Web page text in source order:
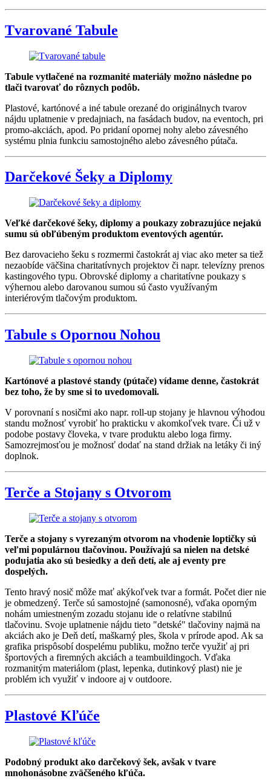
Tvarované Tabule
Tabule vytlačené na rozmanité materiály možno následne po
tlači tvarovať do rôznych podôb.
Plastové, kartónové a iné tabule orezané do originálnych tvarov
nájdu uplatnenie v predajniach, na fasádach budov, na eventoch, pri
promo-akciách, apod. Po pridaní opornej nohy alebo závesného
systému plnia funkciu samostojného alebo závesného pútača.
Darčekové Šeky a Diplomy
Veľké darčekové šeky, diplomy a poukazy zobrazujúce nejakú
sumu sú obľúbeným produktom eventových agentúr.
Bez darovacieho šeku s rozmermi častokrát aj viac ako meter sa tiež
nezaobíde väčšina charitatívnych projektov či napr. televízny prenos
kastingového typu. Obrovské diplomy a charitatívne poukazy s
výhernou alebo darovanou sumou sú často využívaným
interiérovým tlačovým produktom.
Tabule s Opornou Nohou
Kartónové a plastové standy (pútače) vídame denne, častokrát
bez toho, že by sme si to uvedomovali.
V porovnaní s nosičmi ako napr. roll-up stojany je hlavnou výhodou
standu možnosť vyrobiť ho prakticku v akomkoľvek tvare. Či už v
podobe postavy človeka, v tvare produktu alebo loga firmy.
Samozrejmosťou je možnosť dodať na stand držiak na letáky či iný
doplnok.
Terče a Stojany s Otvorom
Terče a stojany s vyrezaným otvorom na vhodenie loptičky sú
veľmi populárnou tlačovinou. Používajú sa nielen na detské
podujatia ako sú besiedky a deň detí, ale aj eventy pre
dospelých.
Tento hravý nosič môže mať akýkoľvek tvar a formát. Počet dier nie
je obmedzený. Terče sú samostojné (samonosné), vďaka oporným
nohám umiestneným zozadu stojanu ide o relatívne stabilnú
tlačovinu. Svoje uplatnenie nájdu tieto "detské" tlačoviny najmä na
akciách ako je Deň detí, maškarný ples, škola v prírode apod. Ak sa
grafika prispôsobí dospelému publiku, možno terče využiť aj pri
športových a firemných akciách a teambuildingoch. Vďaka
rozmanitým materiálom (plast, lepenka, dutinkový plast) nie je
problém ich využiť v indoore aj v outdoore.
Plastové Kľúče
Podobný produkt ako darčekový šek, avšak v tvare
mnohonásobne zväčšeného kľúča.